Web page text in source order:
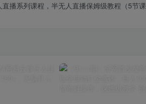
直播系列课程，半无人直播保姆级教程（5节课